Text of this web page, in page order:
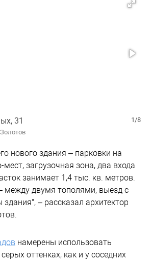
1/8
31
нового здания – парковки на
загрузочная зона, два входа
занимает 1,4 тыс. кв. метров.
между двумя тополями, выезд с
здания", – рассказал архитектор
намерены использовать
оттенках, как и у соседних